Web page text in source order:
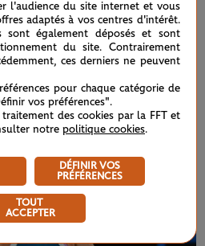
l'audience du site internet et vous
adaptés à vos centres d'intérêt.
sont également déposés et sont
du site. Contrairement
ces derniers ne peuvent
pour chaque catégorie de
vos préférences".
des cookies par la FFT et
notre politique cookies.
DÉFINIR VOS
PRÉFÉRENCES
TOUT
ACCEPTER